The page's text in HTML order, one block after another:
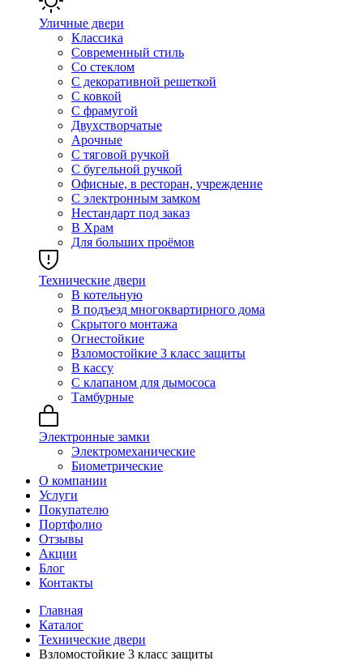
Уличные двери
Классика
Современный стиль
Со стеклом
С декоративной решеткой
С ковкой
С фрамугой
Двухстворчатые
Арочные
С тяговой ручкой
С бугельной ручкой
Офисные, в ресторан, учреждение
С электронным замком
Нестандарт под заказ
В Храм
Для больших проёмов
Технические двери
В котельную
В подъезд многоквартирного дома
Скрытого монтажа
Огнестойкие
Взломостойкие 3 класс защиты
В кассу
С клапаном для дымососа
Тамбурные
Электронные замки
Электромеханические
Биометрические
О компании
Услуги
Покупателю
Портфолио
Отзывы
Акции
Блог
Контакты
Главная
Каталог
Технические двери
Взломостойкие 3 класс защиты